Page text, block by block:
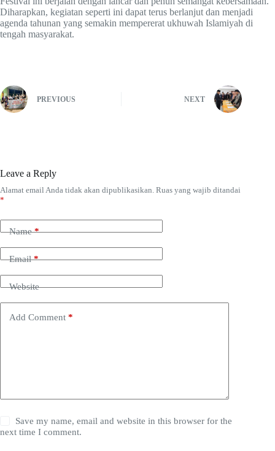
Diharapkan, kegiatan seperti ini dapat terus berlanjut dan menjadi
agenda tahunan yang semakin mempererat ukhuwah Islamiyah di
tengah masyarakat.
PREVIOUS NEXT
Leave a Reply
Alamat email Anda tidak akan dipublikasikan. Ruas yang wajib ditandai
*
Name*
Email*
Website
Add Comment *
Save my name, email and website in this browser for the
next time I comment.